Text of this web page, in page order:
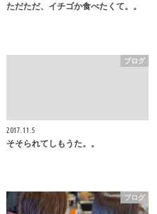
ただただ、イチゴか食べたくて。。
ブログ
2017.11.5
そそられてしもうた。。
ブログ